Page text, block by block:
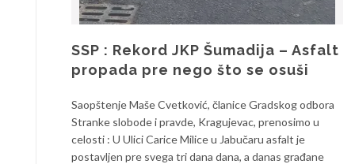
SSP : Rekord JKP Šumadija – Asfalt
propada pre nego što se osuši
Saopštenje Maše Cvetković, članice Gradskog odbora
Stranke slobode i pravde, Kragujevac, prenosimo u
celosti : U Ulici Carice Milice u Jabučaru asfalt je
postavljen pre svega tri dana dana, a danas građane